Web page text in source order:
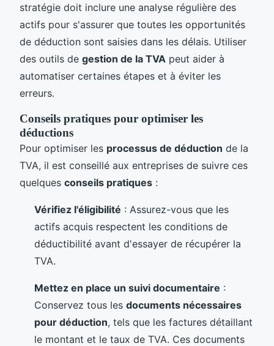
stratégie doit inclure une analyse régulière des
actifs pour s'assurer que toutes les opportunités
de déduction sont saisies dans les délais. Utiliser
des outils de gestion de la TVA peut aider à
automatiser certaines étapes et à éviter les
erreurs.
Conseils pratiques pour optimiser les
déductions
Pour optimiser les processus de déduction de la
TVA, il est conseillé aux entreprises de suivre ces
quelques conseils pratiques :
Vérifiez l'éligibilité : Assurez-vous que les
actifs acquis respectent les conditions de
déductibilité avant d'essayer de récupérer la
TVA.
Mettez en place un suivi documentaire :
Conservez tous les documents nécessaires
pour déduction, tels que les factures détaillant
le montant et le taux de TVA. Ces documents